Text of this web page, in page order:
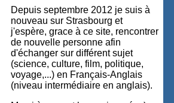
Depuis septembre 2012 je suis à
nouveau sur Strasbourg et
j'espère, grace à ce site, rencontrer
de nouvelle personne afin
d'échanger sur différent sujet
(science, culture, film, politique,
voyage,...) en Français-Anglais
(niveau intermédiaire en anglais).